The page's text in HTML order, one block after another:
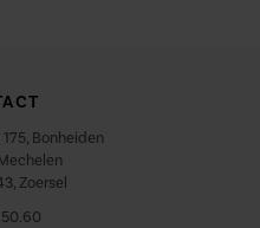
Bonheiden
Zoersel